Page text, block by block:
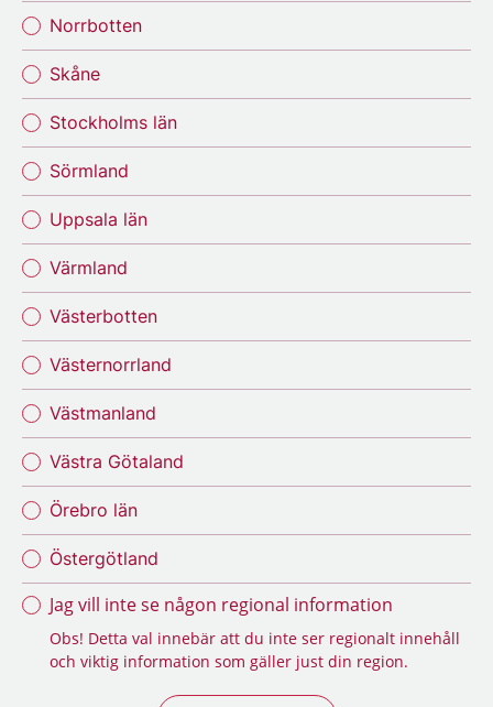
Norrbotten
Skåne
Stockholms län
Sörmland
Uppsala län
Värmland
Västerbotten
Västernorrland
Västmanland
Västra Götaland
Örebro län
Östergötland
Jag vill inte se någon regional information
Obs! Detta val innebär att du inte ser regionalt innehåll
och viktig information som gäller just din region.